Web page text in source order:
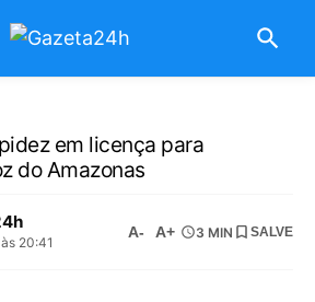
em licença para
do Amazonas
20:41
A- A+ 3 MIN SALVE